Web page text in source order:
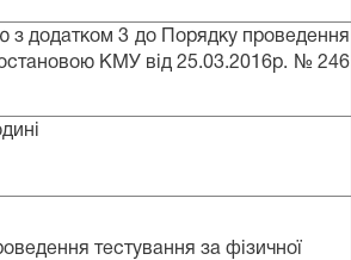
додатком 3 до Порядку проведення
КМУ від 25.03.2016р. № 246
тестування за фізичної